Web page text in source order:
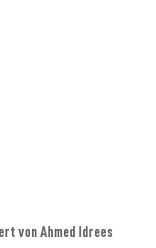
von Ahmed Idrees